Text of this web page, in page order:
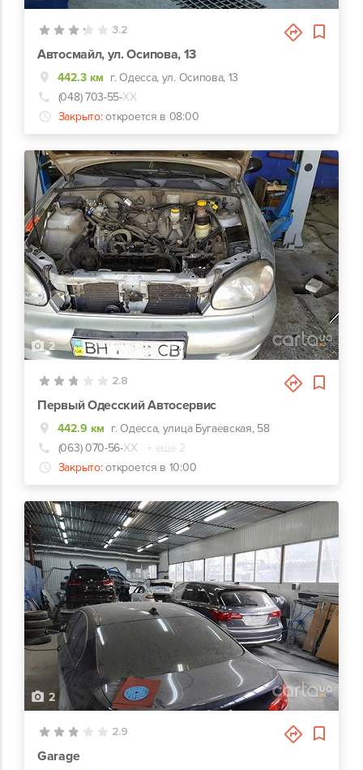
3.2
Автосмайл, ул. Осипова, 13
442.3 км г. Одесса, ул. Осипова, 13
(048) 703-55-ХХ
Закрыто: откроется в 08:00
2
2.8
Первый Одесский Автосервис
442.9 км г. Одесса, улица Бугаевская, 58
(063) 070-56-ХХ
+ еще 2
Закрыто: откроется в 10:00
2
2.9
Garage